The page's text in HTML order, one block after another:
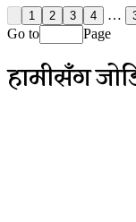
1 2 3 4 …
Go to Page
हामीसँग